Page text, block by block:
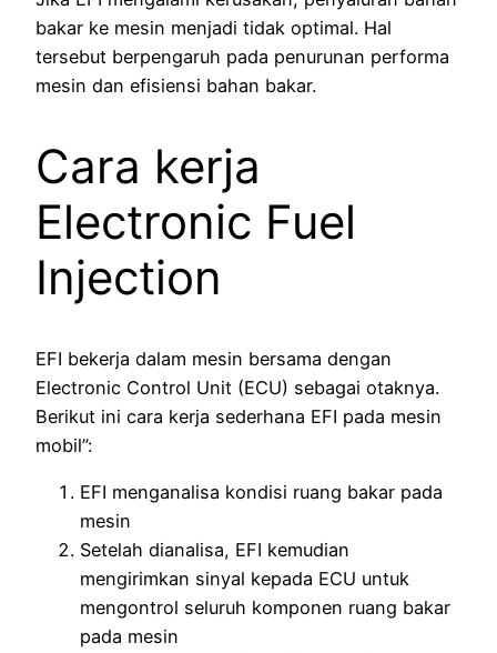
bakar ke mesin menjadi tidak optimal. Hal
tersebut berpengaruh pada penurunan performa
mesin dan efisiensi bahan bakar.
Cara kerja
Electronic Fuel
Injection
EFI bekerja dalam mesin bersama dengan
Electronic Control Unit (ECU) sebagai otaknya.
Berikut ini cara kerja sederhana EFI pada mesin
mobil”:
EFI menganalisa kondisi ruang bakar pada
mesin
Setelah dianalisa, EFI kemudian
mengirimkan sinyal kepada ECU untuk
mengontrol seluruh komponen ruang bakar
pada mesin